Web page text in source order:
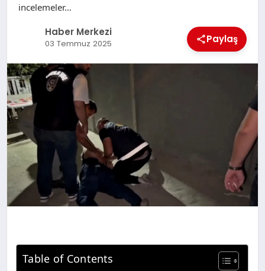
incelemeler…
Haber Merkezi
03 Temmuz 2025 Paylaş
Table of Contents